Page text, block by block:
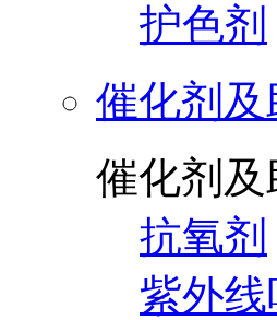
护色剂
催化剂及
催化剂及
抗氧剂
紫外线